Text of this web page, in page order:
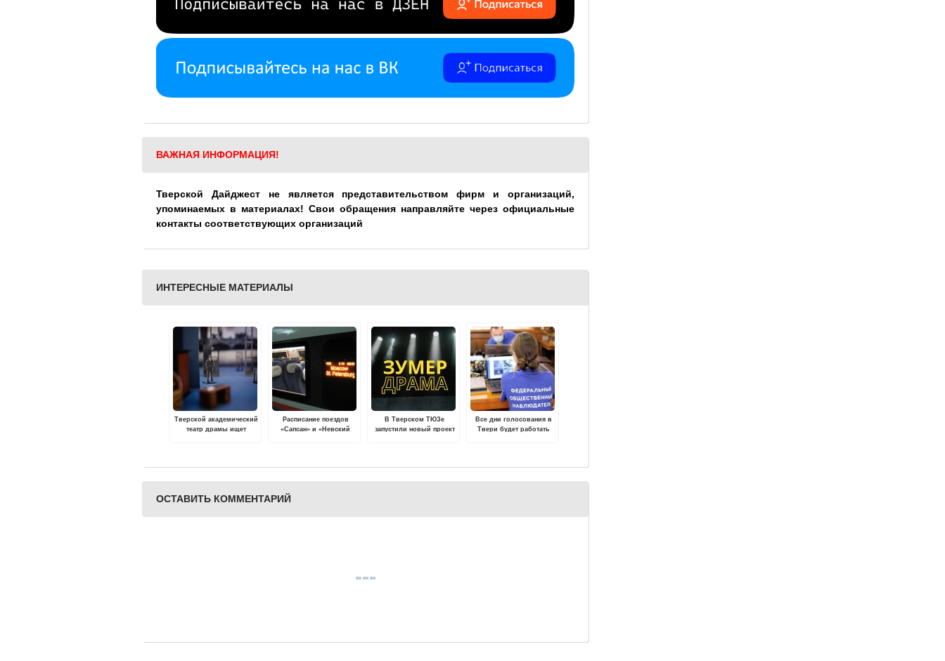
ВАЖНАЯ ИНФОРМАЦИЯ!
Тверской Дайджест не является представительством фирм и организаций,
упоминаемых в материалах! Свои обращения направляйте через официальные
контакты соответствующих организаций
ИНТЕРЕСНЫЕ МАТЕРИАЛЫ
Тверской академический
театр драмы ищет
Расписание поездов
«Сапсан» и «Невский
В Тверском ТЮЗе
запустили новый проект
Все дни голосования в
Твери будет работать
ОСТАВИТЬ КОММЕНТАРИЙ